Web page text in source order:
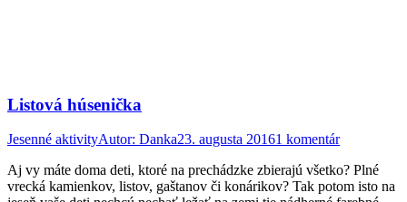
Listová húsenička
Jesenné aktivityAutor: Danka23. augusta 20161 komentár
Aj vy máte doma deti, ktoré na prechádzke zbierajú všetko? Plné
vrecká kamienkov, listov, gaštanov či konárikov? Tak potom isto na